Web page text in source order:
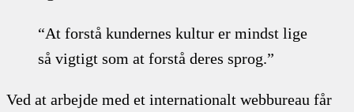
“At forstå kundernes kultur er mindst lige
så vigtigt som at forstå deres sprog.”
Ved at arbejde med et internationalt webbureau får